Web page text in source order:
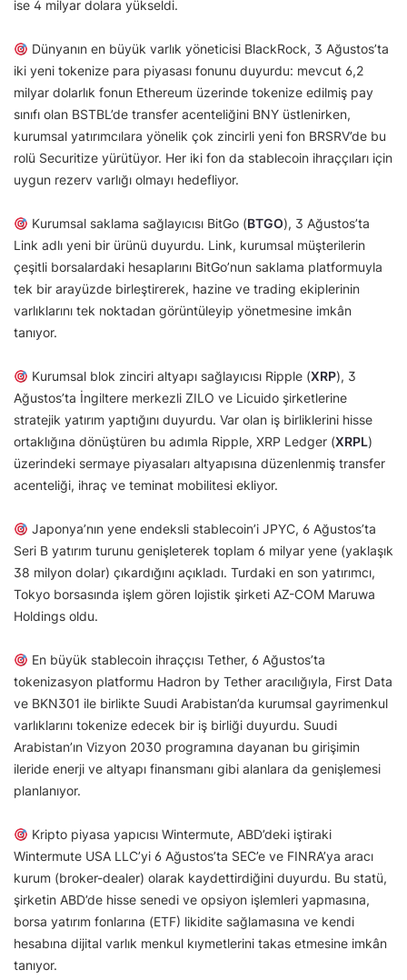
ise 4 milyar dolara yükseldi.
Dünyanın en büyük varlık yöneticisi BlackRock, 3 Ağustos’ta
iki yeni tokenize para piyasası fonunu duyurdu: mevcut 6,2
milyar dolarlık fonun Ethereum üzerinde tokenize edilmiş pay
sınıfı olan BSTBL’de transfer acenteliğini BNY üstlenirken,
kurumsal yatırımcılara yönelik çok zincirli yeni fon BRSRV’de bu
rolü Securitize yürütüyor. Her iki fon da stablecoin ihraççıları için
uygun rezerv varlığı olmayı hedefliyor.
Kurumsal saklama sağlayıcısı BitGo (BTGO), 3 Ağustos’ta
Link adlı yeni bir ürünü duyurdu. Link, kurumsal müşterilerin
çeşitli borsalardaki hesaplarını BitGo’nun saklama platformuyla
tek bir arayüzde birleştirerek, hazine ve trading ekiplerinin
varlıklarını tek noktadan görüntüleyip yönetmesine imkân
tanıyor.
Kurumsal blok zinciri altyapı sağlayıcısı Ripple (XRP), 3
Ağustos’ta İngiltere merkezli ZILO ve Licuido şirketlerine
stratejik yatırım yaptığını duyurdu. Var olan iş birliklerini hisse
ortaklığına dönüştüren bu adımla Ripple, XRP Ledger (XRPL)
üzerindeki sermaye piyasaları altyapısına düzenlenmiş transfer
acenteliği, ihraç ve teminat mobilitesi ekliyor.
Japonya’nın yene endeksli stablecoin’i JPYC, 6 Ağustos’ta
Seri B yatırım turunu genişleterek toplam 6 milyar yene (yaklaşık
38 milyon dolar) çıkardığını açıkladı. Turdaki en son yatırımcı,
Tokyo borsasında işlem gören lojistik şirketi AZ-COM Maruwa
Holdings oldu.
En büyük stablecoin ihraççısı Tether, 6 Ağustos’ta
tokenizasyon platformu Hadron by Tether aracılığıyla, First Data
ve BKN301 ile birlikte Suudi Arabistan’da kurumsal gayrimenkul
varlıklarını tokenize edecek bir iş birliği duyurdu. Suudi
Arabistan’ın Vizyon 2030 programına dayanan bu girişimin
ileride enerji ve altyapı finansmanı gibi alanlara da genişlemesi
planlanıyor.
Kripto piyasa yapıcısı Wintermute, ABD’deki iştiraki
Wintermute USA LLC’yi 6 Ağustos’ta SEC’e ve FINRA’ya aracı
kurum (broker-dealer) olarak kaydettirdiğini duyurdu. Bu statü,
şirketin ABD’de hisse senedi ve opsiyon işlemleri yapmasına,
borsa yatırım fonlarına (ETF) likidite sağlamasına ve kendi
hesabına dijital varlık menkul kıymetlerini takas etmesine imkân
tanıyor.